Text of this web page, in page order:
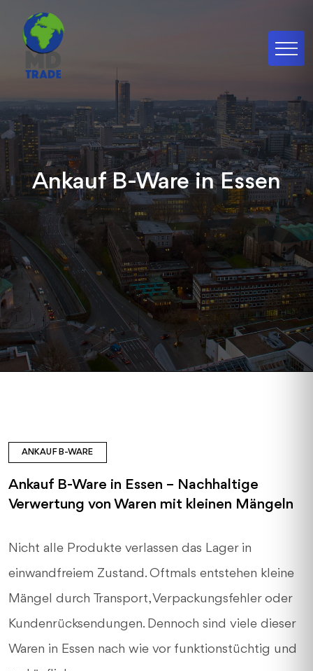
Ankauf B-Ware in Essen
Wir kaufen branchenübergreifend Ihre B-Ware
in Essen schnell, sicher & unkompliziert.
ANKAUF B-WARE
Ankauf B-Ware in Essen – Nachhaltige
Verwertung von Waren mit kleinen Mängeln
Nicht alle Produkte verlassen das Lager in
einwandfreiem Zustand. Oftmals entstehen kleine
Mängel durch Transport, Verpackungsfehler oder
Kundenrücksendungen. Dennoch sind viele dieser
Waren in Essen nach wie vor funktionstüchtig und